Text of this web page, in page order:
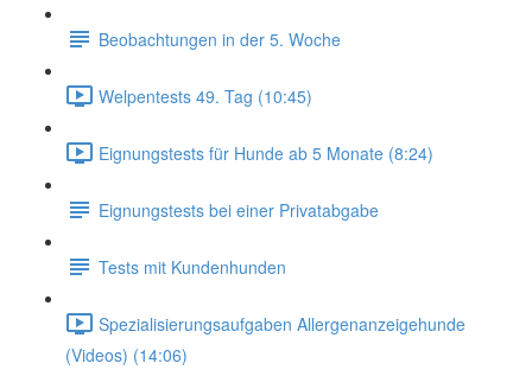
Beobachtungen in der 5. Woche
Welpentests 49. Tag (10:45)
Eignungstests für Hunde ab 5 Monate (8:24)
Eignungstests bei einer Privatabgabe
Tests mit Kundenhunden
Spezialisierungsaufgaben Allergenanzeigehunde
(Videos) (14:06)